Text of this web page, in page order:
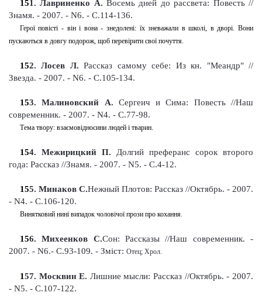
151 . Лавриненко А. Восемь дней до рассвета: Повесть //
Знамя. - 2007. - N6. - С.114-136.
Герої повісті - він і вона - знедолені: їх зневажали в школі, в дворі. Вони
пускаються в довгу подорож, щоб перевірити свої почуття.
152. Лосев Л. Рассказ самому себе: Из кн. "Меандр" //
Звезда. - 2007. - N6. - С.105-134.
153. Малиновский А. Сергеич и Сима: Повесть //Наш
современник. - 2007. - N4. - С.77-98.
Тема твору: взаємовідносини людей і тварин.
154. Межирицкий П. Долгий преферанс сорок второго
года: Рассказ //Знамя. - 2007. - N5. - С.4-12.
155. Минаков С.Нежный Плотов: Рассказ //Октябрь. - 2007.
- N4. - С.106-120.
Винятковий нині випадок чоловічої прози про кохання.
156. Михеенков С.Сон: Рассказы //Наш современник. -
2007. - N6.- С.93-109. - Зміст: Отец; Хрол.
157. Москвин Е. Лишние мысли: Рассказ //Октябрь. - 2007.
- N5. - С.107-122.